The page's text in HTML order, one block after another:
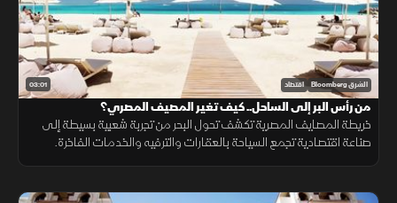
03:01 الشرق Bloomberg اقتصاد
من رأس البر إلى الساحل.. كيف تغير المصيف المصري؟
خريطة المصايف المصرية تكشف تحول البحر من تجربة شعبية بسيطة إلى
صناعة اقتصادية تجمع السياحة بالعقارات والترفيه والخدمات الفاخرة.